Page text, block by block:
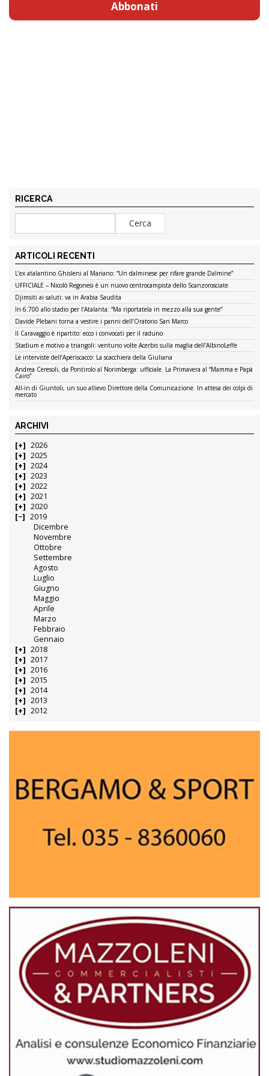
Abbonati
RICERCA
ARTICOLI RECENTI
L’ex atalantino Ghisleni al Mariano: “Un dalminese per rifare grande Dalmine”
UFFICIALE – Nicolò Regonesi è un nuovo centrocampista dello Scanzorosciate
Djimsiti ai saluti: va in Arabia Saudita
In 6.700 allo stadio per l’Atalanta: “Ma riportatela in mezzo alla sua gente”
Davide Plebani torna a vestire i panni dell’Oratorio San Marco
Il Caravaggio è ripartito: ecco i convocati per il raduno
Stadium e motivo a triangoli: ventuno volte Acerbis sulla maglia dell’AlbinoLeffe
Le interviste dell’Aperiscacco: La scacchiera della Giuliana
Andrea Ceresoli, da Pontirolo al Norimberga: ufficiale. La Primavera al “Mamma e Papà
Cairo”
All-in di Giuntoli, un suo allievo Direttore della Comunicazione. In attesa dei colpi di
mercato
ARCHIVI
2026
2025
2024
2023
2022
2021
2020
2019
Dicembre
Novembre
Ottobre
Settembre
Agosto
Luglio
Giugno
Maggio
Aprile
Marzo
Febbraio
Gennaio
2018
2017
2016
2015
2014
2013
2012